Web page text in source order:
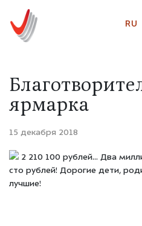
RU
ярмарка
15 декабря 2018
2 210 100 рублей... Два
сто рублей! Дорогие дети,
лучшие!